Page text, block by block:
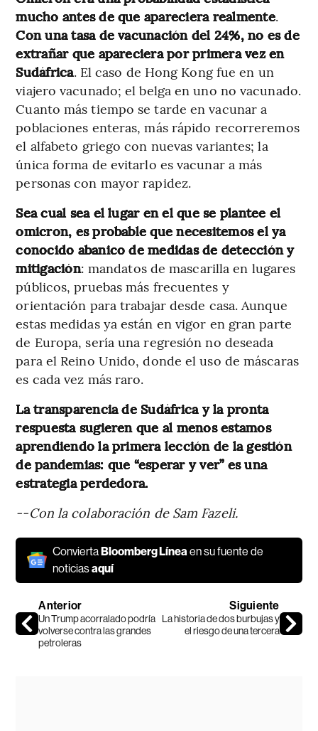
mucho antes de que apareciera realmente.
Con una tasa de vacunación del 24%, no es de
extrañar que apareciera por primera vez en
Sudáfrica. El caso de Hong Kong fue en un
viajero vacunado; el belga en uno no vacunado.
Cuanto más tiempo se tarde en vacunar a
poblaciones enteras, más rápido recorreremos
el alfabeto griego con nuevas variantes; la
única forma de evitarlo es vacunar a más
personas con mayor rapidez.
Sea cual sea el lugar en el que se plantee el
omicron, es probable que necesitemos el ya
conocido abanico de medidas de detección y
mitigación: mandatos de mascarilla en lugares
públicos, pruebas más frecuentes y
orientación para trabajar desde casa. Aunque
estas medidas ya están en vigor en gran parte
de Europa, sería una regresión no deseada
para el Reino Unido, donde el uso de máscaras
es cada vez más raro.
La transparencia de Sudáfrica y la pronta
respuesta sugieren que al menos estamos
aprendiendo la primera lección de la gestión
de pandemias: que “esperar y ver” es una
estrategia perdedora.
--Con la colaboración de Sam Fazeli.
ConviertaBloomberg Líneaen su fuente de
noticiasaquí
Anterior
Un Trump acorralado podría
volverse contra las grandes
petroleras
Siguiente
La historia de dos burbujas y
el riesgo de una tercera